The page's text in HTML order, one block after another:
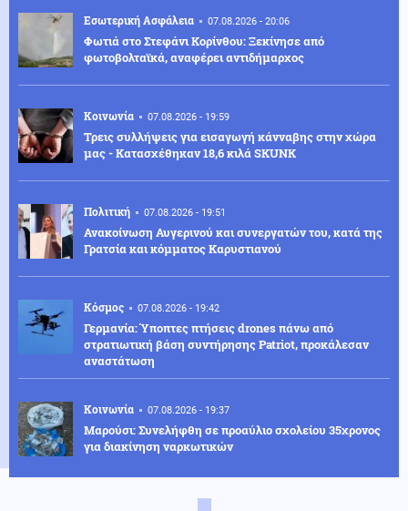
Εσωτερική Ασφάλεια 07.08.2026 - 20:06
Φωτιά στο Στεφάνι Κορίνθου: Ξεκίνησε από
φωτοβολταϊκά, αναφέρει αντιδήμαρχος
Κοινωνία 07.08.2026 - 19:59
Τρεις συλλήψεις για εισαγωγή κάνναβης στην χώρα
μας - Κατασχέθηκαν 18,6 κιλά SKUNK
Πολιτική 07.08.2026 - 19:51
Ανακοίνωση Αυγερινού και συνεργατών του, κατά της
Γρατσία και κόμματος Καρυστιανού
Κόσμος 07.08.2026 - 19:42
Γερμανία: Ύποπτες πτήσεις drones πάνω από
στρατιωτική βάση συντήρησης Patriot, προκάλεσαν
αναστάτωση
Κοινωνία 07.08.2026 - 19:37
Μαρούσι: Συνελήφθη σε προαύλιο σχολείου 35χρονος
για διακίνηση ναρκωτικών